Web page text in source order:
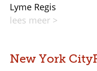
Lyme Regis
lees meer >
New York